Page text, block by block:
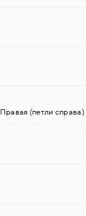
Правая (петли справа)